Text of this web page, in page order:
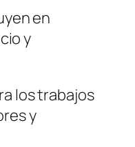
en
y
los trabajos
y